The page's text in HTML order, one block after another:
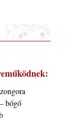
a
én is
– 2026.
bőgő